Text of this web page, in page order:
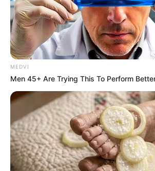
MEDVI
Men 45+ Are Trying This To Perform